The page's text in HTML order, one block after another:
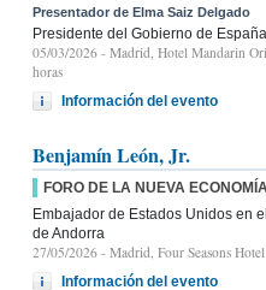
Presentador de Elma Saiz Delgado
Presidente del Gobierno de
05/03/2026 - Madrid, Hotel Mandarin
horas
Información del evento
Benjamín León, Jr.
FORO DE LA NUEVA ECONOMÍA
Embajador de Estados Unidos en
de Andorra
27/05/2026 - Madrid, Four Seasons
Información del evento